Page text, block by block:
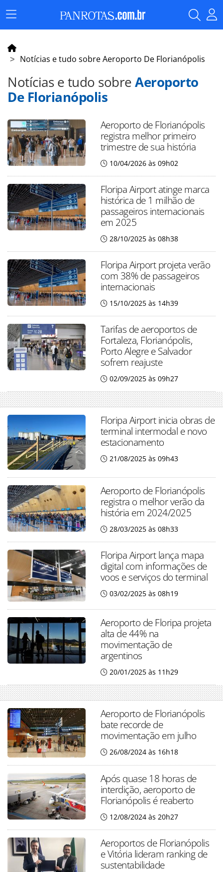
Menu
Principal
Notícias e tudo sobre Aeroporto De Florianópolis
Notícias e tudo sobreAeroporto
De Florianópolis
Aeroporto de Florianópolis
registra melhor primeiro
trimestre de sua história
10/04/2026 às 09h02
Floripa Airport atinge marca
histórica de 1 milhão de
passageiros internacionais
em 2025
28/10/2025 às 08h38
Floripa Airport projeta verão
com 38% de passageiros
internacionais
15/10/2025 às 14h39
Tarifas de aeroportos de
Fortaleza, Florianópolis,
Porto Alegre e Salvador
sofrem reajuste
02/09/2025 às 09h27
Floripa Airport inicia obras de
terminal intermodal e novo
estacionamento
21/08/2025 às 09h43
Aeroporto de Florianópolis
registra o melhor verão da
história em 2024/2025
28/03/2025 às 08h33
Floripa Airport lança mapa
digital com informações de
voos e serviços do terminal
03/02/2025 às 08h19
Aeroporto de Floripa projeta
alta de 44% na
movimentação de
argentinos
20/01/2025 às 11h29
Aeroporto de Florianópolis
bate recorde de
movimentação em julho
26/08/2024 às 16h18
Após quase 18 horas de
interdição, aeroporto de
Florianópolis é reaberto
12/08/2024 às 20h27
Aeroportos de Florianópolis
e Vitória lideram ranking de
sustentabilidade